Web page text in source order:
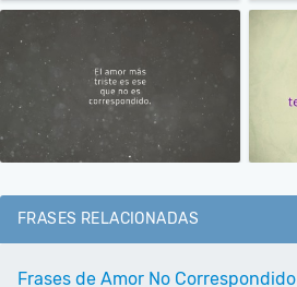
FRASES RELACIONADAS
Frases de Amor No Correspondido